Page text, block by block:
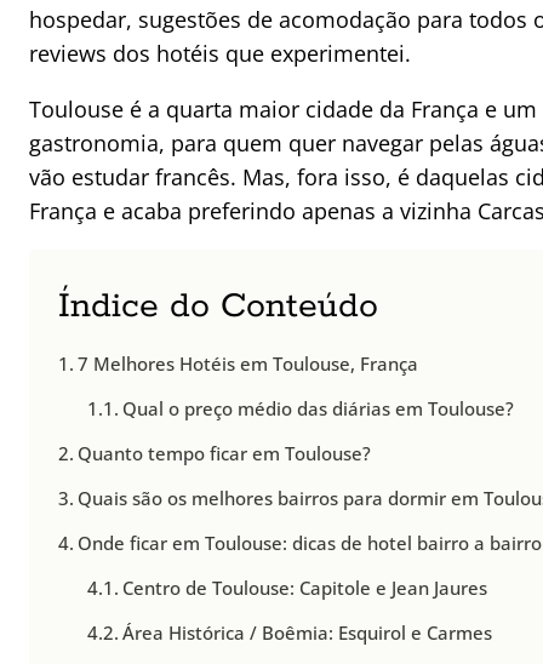
o
:
hospedar, sugestões de acomodação para
reviews dos hotéis que experimentei.
Toulouse é a quarta maior cidade da França e
gastronomia, para quem quer navegar pelas
vão estudar francês. Mas, fora isso, é daquelas
França e acaba preferindo apenas a vizinha
Índice do Conteúdo
7 Melhores Hotéis em Toulouse, França
Qual o preço médio das diárias em Toulouse?
Quanto tempo ficar em Toulouse?
Quais são os melhores bairros para dormir em
Onde ficar em Toulouse: dicas de hotel bairro a bairro
Centro de Toulouse: Capitole e Jean Jaures
Área Histórica / Boêmia: Esquirol e Carmes